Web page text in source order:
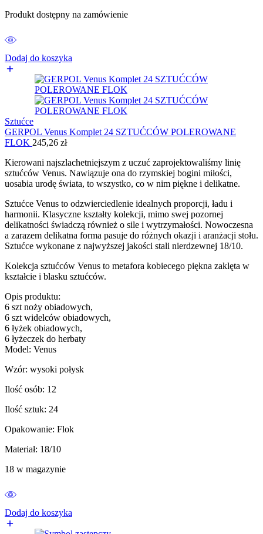
Produkt dostępny na zamówienie
Dodaj do koszyka
Sztućce
GERPOL Venus Komplet 24 SZTUĆCÓW POLEROWANE
FLOK 245,26 zł
Kierowani najszlachetniejszym z uczuć zaprojektowaliśmy linię
sztućców Venus. Nawiązuje ona do rzymskiej bogini miłości,
uosabia urodę świata, to wszystko, co w nim piękne i delikatne.
Sztućce Venus to odzwierciedlenie idealnych proporcji, ładu i
harmonii. Klasyczne kształty kolekcji, mimo swej pozornej
delikatności świadczą również o sile i wytrzymałości. Nowoczesna
a zarazem delikatna forma pasuje do różnych okazji i aranżacji stołu.
Sztućce wykonane z najwyższej jakości stali nierdzewnej 18/10.
Kolekcja sztućców Venus to metafora kobiecego piękna zaklęta w
kształcie i blasku sztućców.
Opis produktu:
6 szt noży obiadowych,
6 szt widelców obiadowych,
6 łyżek obiadowych,
6 łyżeczek do herbaty
Model: Venus
Wzór: wysoki połysk
Ilość osób: 12
Ilość sztuk: 24
Opakowanie: Flok
Materiał: 18/10
18 w magazynie
Dodaj do koszyka